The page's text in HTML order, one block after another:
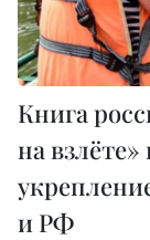
Книга
на
и РФ